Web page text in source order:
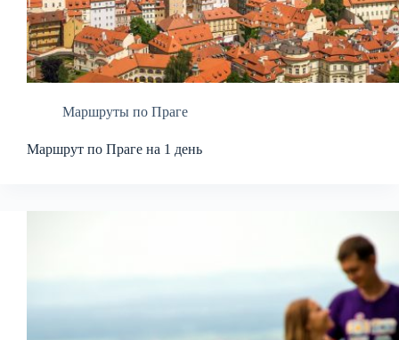
Маршруты по Праге
Маршрут по Праге на 1 день